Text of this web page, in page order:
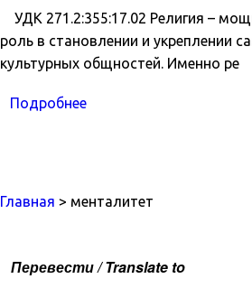
УДК 271.2:355:17.02 Религия –
роль в становлении и укреплении
культурных общностей. Именно ре
Подробнее
Главная > менталитет
Перевести / Translate to